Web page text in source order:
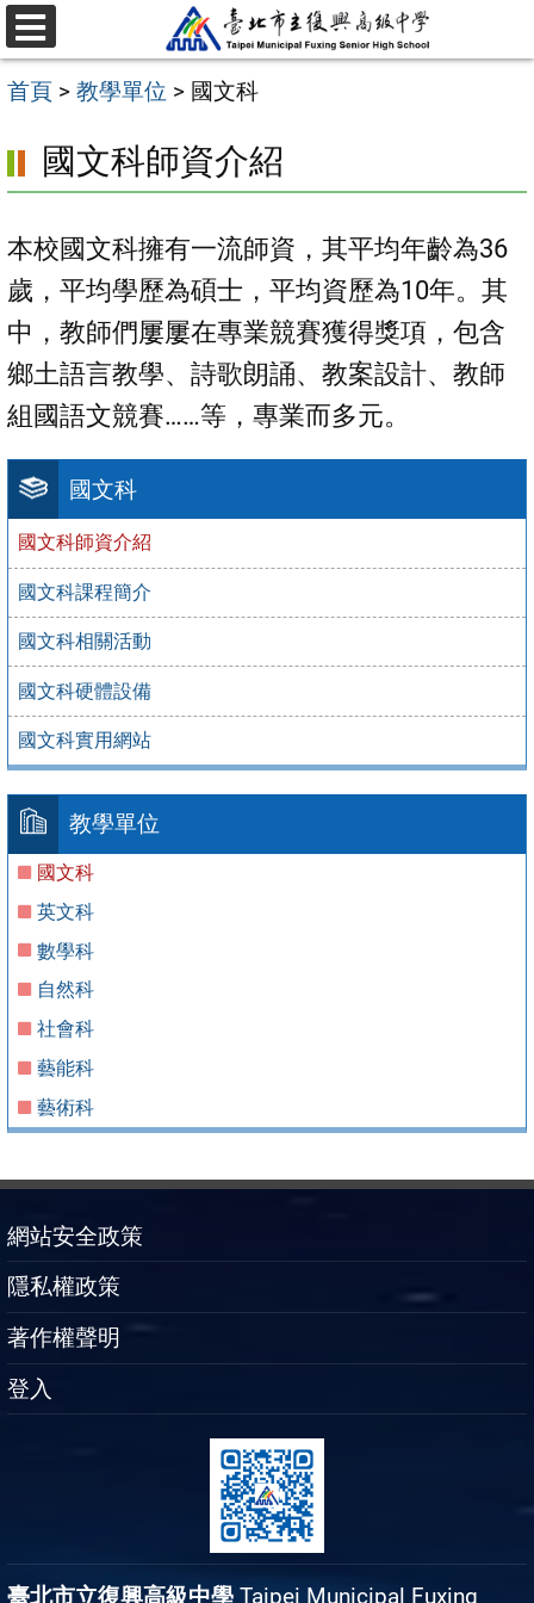
跳
至
主
內
區
選
單
首頁 > 教學單位 > 國文科
國文科
國文科師資介紹
國文科課程簡介
國文科相關活動
國文科硬體設備
國文科實用網站
教學單位
國文科
英文科
數學科
自然科
社會科
藝能科
藝術科
國文科師資介紹
本校國文科擁有一流師資，其平均年齡為36
歲，平均學歷為碩士，平均資歷為10年。其
中，教師們屢屢在專業競賽獲得獎項，包含
鄉土語言教學、詩歌朗誦、教案設計、教師
組國語文競賽……等，專業而多元。
網站安全政策
隱私權政策
著作權聲明
登入
臺北市立復興高級中學 Taipei Municipal Fuxing